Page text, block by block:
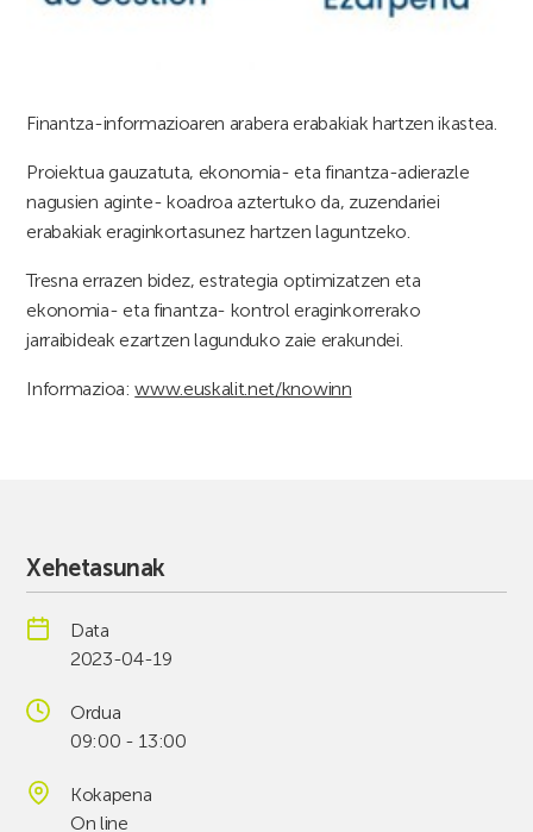
Finantza-informazioaren arabera erabakiak hartzen ikastea.
Proiektua gauzatuta, ekonomia- eta finantza-adierazle
nagusien aginte- koadroa aztertuko da, zuzendariei
erabakiak eraginkortasunez hartzen laguntzeko.
Tresna errazen bidez, estrategia optimizatzen eta
ekonomia- eta finantza- kontrol eraginkorrerako
jarraibideak ezartzen lagunduko zaie erakundei.
Informazioa:www.euskalit.net/knowinn
Xehetasunak
Data
2023-04-19
Ordua
09:00 - 13:00
Kokapena
On line